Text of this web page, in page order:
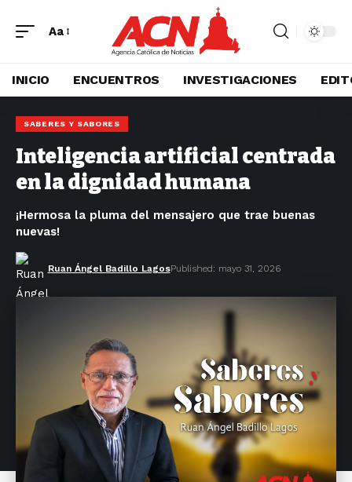
Aa
INICIO ENCUENTROS INVESTIGACIONES
SABERES Y SABORES
Inteligencia artificial centrada
en la dignidad humana
¡Hermosa la pluma del mensajero que trae buenas
nuevas!
Ruan Ángel Badillo LagosPublished: mayo 31, 2026